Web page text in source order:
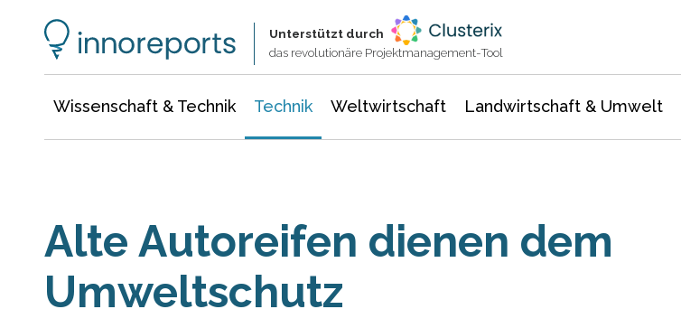
Unterstützt durch
das revolutionäre Projektmanagement-Tool
Wissenschaft & Technik Technik Weltwirtschaft Landwirtschaft & Umwelt
Alte Autoreifen dienen dem
Umweltschutz